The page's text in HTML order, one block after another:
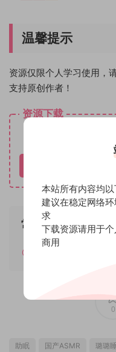
温馨提示
资源仅限个人学习使用，
支持原创作者！
资源下载
常见问题
0
助眠 国产ASMR 璐璐
本站所有内容均
建议在稳定网络
求
下载资源请用于
商用